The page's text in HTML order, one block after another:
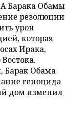
Барака Обамы
резолюции
урон
которая
Ирака,
Барак Обама
геноцида
дом изменил